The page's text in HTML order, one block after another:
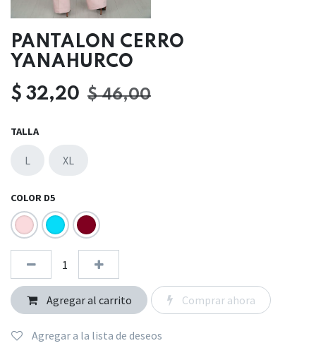
PANTALON CERRO
YANAHURCO
$ 32,20 $46,00
TALLA
L XL
COLOR D5
Agregar al carrito Comprar ahora
Agregar a la lista de deseos